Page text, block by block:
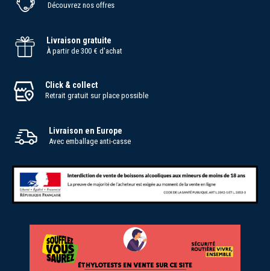
Découvrez nos offres
Livraison gratuite
À partir de 300 € d'achat
Click & collect
Retrait gratuit sur place possible
Livraison en Europe
Avec emballage anti-casse